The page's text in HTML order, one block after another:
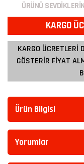
ÜRÜNÜ
KARGO
KARGO ÜCRETLERİ
GÖSTERİR FİYAT
Ürün Bilgisi
Yorumlar